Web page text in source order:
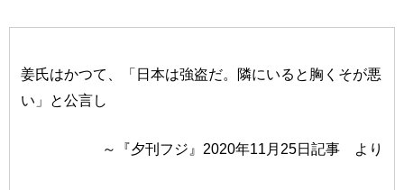
姜氏はかつて、「日本は強盗だ。隣にいると胸くそが悪
い」と公言し
～『夕刊フジ』2020年11月25日記事 より